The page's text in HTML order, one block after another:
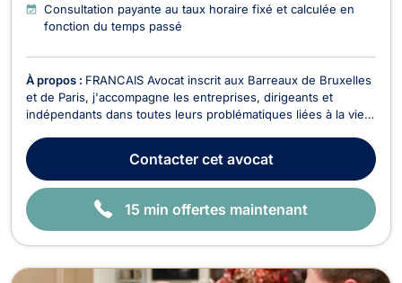
Consultation payante au taux horaire fixé et calculée en
fonction du temps passé
À propos : FRANCAIS Avocat inscrit aux Barreaux de Bruxelles
et de Paris, j'accompagne les entreprises, dirigeants et
indépendants dans toutes leurs problématiques liées à la vie
je mets mon expertise au service de mes clients avec deux
engagements constants : réactivité e...
Contactercet avocat
15 min offertes maintenant